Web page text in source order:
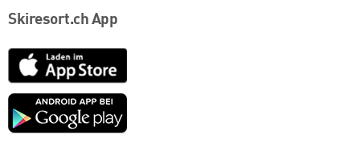
Skiresort.ch App
App
Store
Google